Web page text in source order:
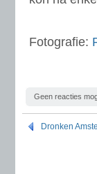
Fotografie:
Geen reacties
Dronken